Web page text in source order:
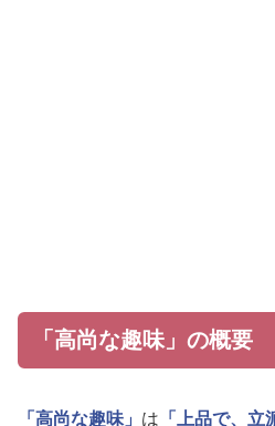
「高尚な趣味」の概要
「高尚な趣味」 は 「上品で、立